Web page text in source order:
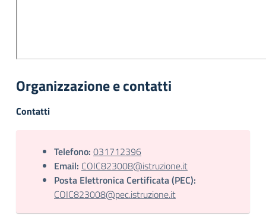
Organizzazione e contatti
Contatti
Telefono: 031712396
Email: COIC823008@istruzione.it
Posta Elettronica Certificata (PEC):
COIC823008@pec.istruzione.it